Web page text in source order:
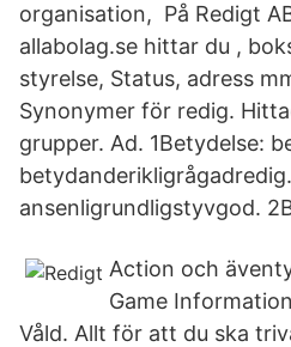
organisation, På Redigt
allabolag.se hittar du ,
styrelse, Status, adress
Synonymer för redig.
grupper. Ad. 1Betydelse:
betydanderikligrågadredig.
ansenligrundligstyvgod.
Action och
Game
Våld. Allt för att du ska